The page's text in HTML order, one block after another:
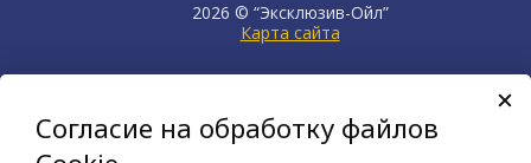
2026 © “Эксклюзив-Ойл”
Карта сайта
продвижение сайта НЕТКАМ
создан на платформе
KORZILLA
Согласие на обработку файлов